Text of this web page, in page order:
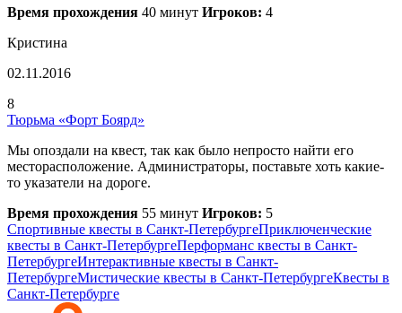
Время прохождения 40 минут Игроков: 4
Кристина
02.11.2016
8
Тюрьма «Форт Боярд»
Мы опоздали на квест, так как было непросто найти его
месторасположение. Администраторы, поставьте хоть какие-
то указатели на дороге.
Время прохождения 55 минут Игроков: 5
Спортивные квесты в Санкт-ПетербургеПриключенческие
квесты в Санкт-ПетербургеПерформанс квесты в Санкт-
ПетербургеИнтерактивные квесты в Санкт-
ПетербургеМистические квесты в Санкт-ПетербургеКвесты в
Санкт-Петербурге